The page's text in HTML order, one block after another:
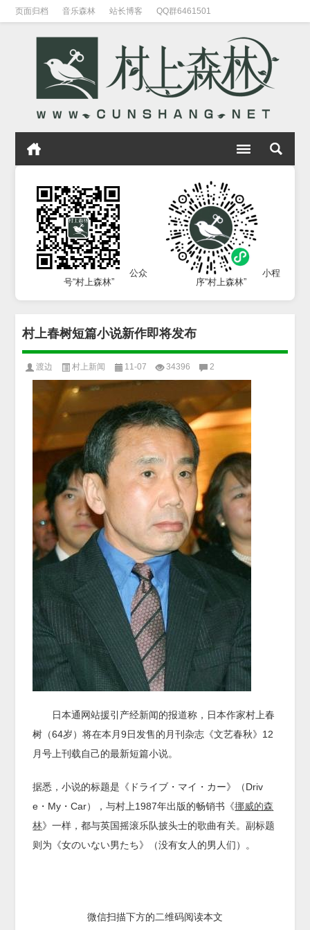
页面归档 音乐森林 站长博客 QQ群6461501
公众
号“村上森林”
小程
序“村上森林”
村上春树短篇小说新作即将发布
渡边 村上新闻 11-07 34396 2
日本通网站援引产经新闻的报道称，日本作家村上春
树（64岁）将在本月9日发售的月刊杂志《文艺春秋》12
月号上刊载自己的最新短篇小说。
据悉，小说的标题是《ドライブ・マイ・カー》（Driv
e・My・Car），与村上1987年出版的畅销书《挪威的森
林》一样，都与英国摇滚乐队披头士的歌曲有关。副标题
则为《女のいない男たち》（没有女人的男人们）。
微信扫描下方的二维码阅读本文